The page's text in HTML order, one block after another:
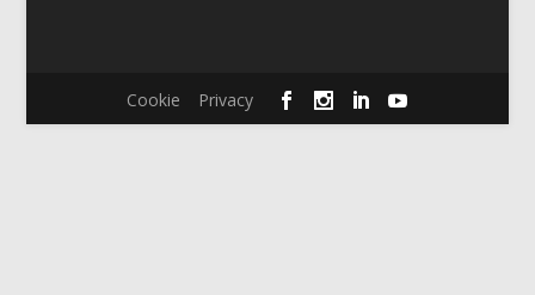
Cookie Privacy